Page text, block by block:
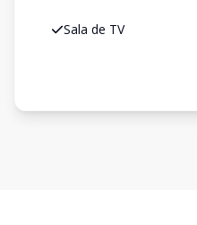
Sala de TV